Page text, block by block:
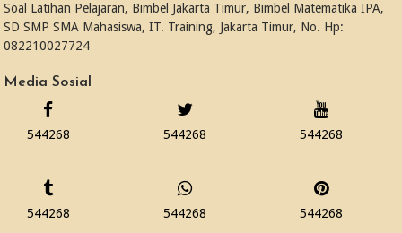
Soal Latihan Pelajaran, Bimbel Jakarta Timur, Bimbel Matematika IPA,
SD SMP SMA Mahasiswa, IT. Training, Jakarta Timur, No. Hp:
082210027724
Media Sosial
544268 544268 544268
544268 544268 544268